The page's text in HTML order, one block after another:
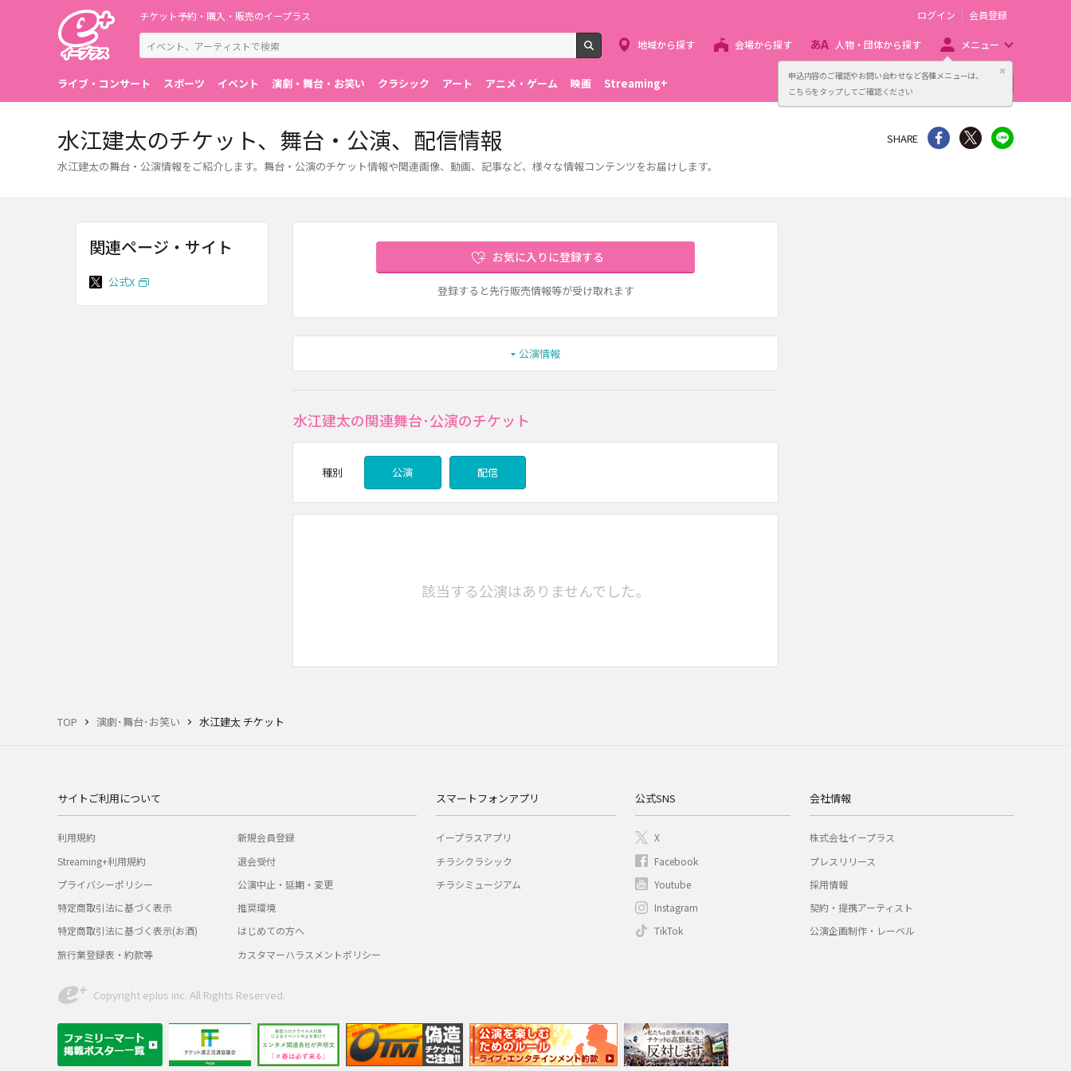
申込内容のご確認やお問い合わせなど各種メニューは、
こちらをタップしてご確認ください
閉じる
チケット予約・購入・販売のイープラス
検索
ログイン 会員登録
地域から探す 会場から探す 人物・団体から探す メニュー
ライブ・コンサート スポーツ イベント 演劇・舞台・お笑い クラシック アート アニメ・ゲーム 映画 Streaming+ 主催者向け販売サービス
TOP 演劇･舞台･お笑い 水江建太 チケット
水江建太のチケット、舞台・公演、配信情報
水江建太の舞台・公演情報をご紹介します。舞台・公演のチケット情報や関連画像、動画、記事など、様々な情報コンテンツをお届けします。
SHARE シェア Twitter
お気に入りに登録する
登録すると先行販売情報等が受け取れます
公演情報
水江建太の関連舞台･公演のチケット
種別 公演 配信
該当する公演はありませんでした。
関連ページ・サイト
公式X
サイトご利用について
利用規約
Streaming+利用規約
プライバシーポリシー
特定商取引法に基づく表示
特定商取引法に基づく表示(お酒)
旅行業登録表・約款等
新規会員登録
退会受付
公演中止・延期・変更
推奨環境
はじめての方へ
カスタマーハラスメントポリシー
スマートフォンアプリ
イープラスアプリ
チラシクラシック
チラシミュージアム
公式SNS
X
Facebook
Youtube
Instagram
TikTok
会社情報
株式会社イープラス
プレスリリース
採用情報
契約・提携アーティスト
公演企画制作・レーベル
Copyright eplus inc. All Rights Reserved.